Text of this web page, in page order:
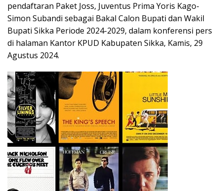
pendaftaran Paket Joss, Juventus Prima Yoris Kago-
Simon Subandi sebagai Bakal Calon Bupati dan Wakil
Bupati Sikka Periode 2024-2029, dalam konferensi pers
di halaman Kantor KPUD Kabupaten Sikka, Kamis, 29
Agustus 2024.